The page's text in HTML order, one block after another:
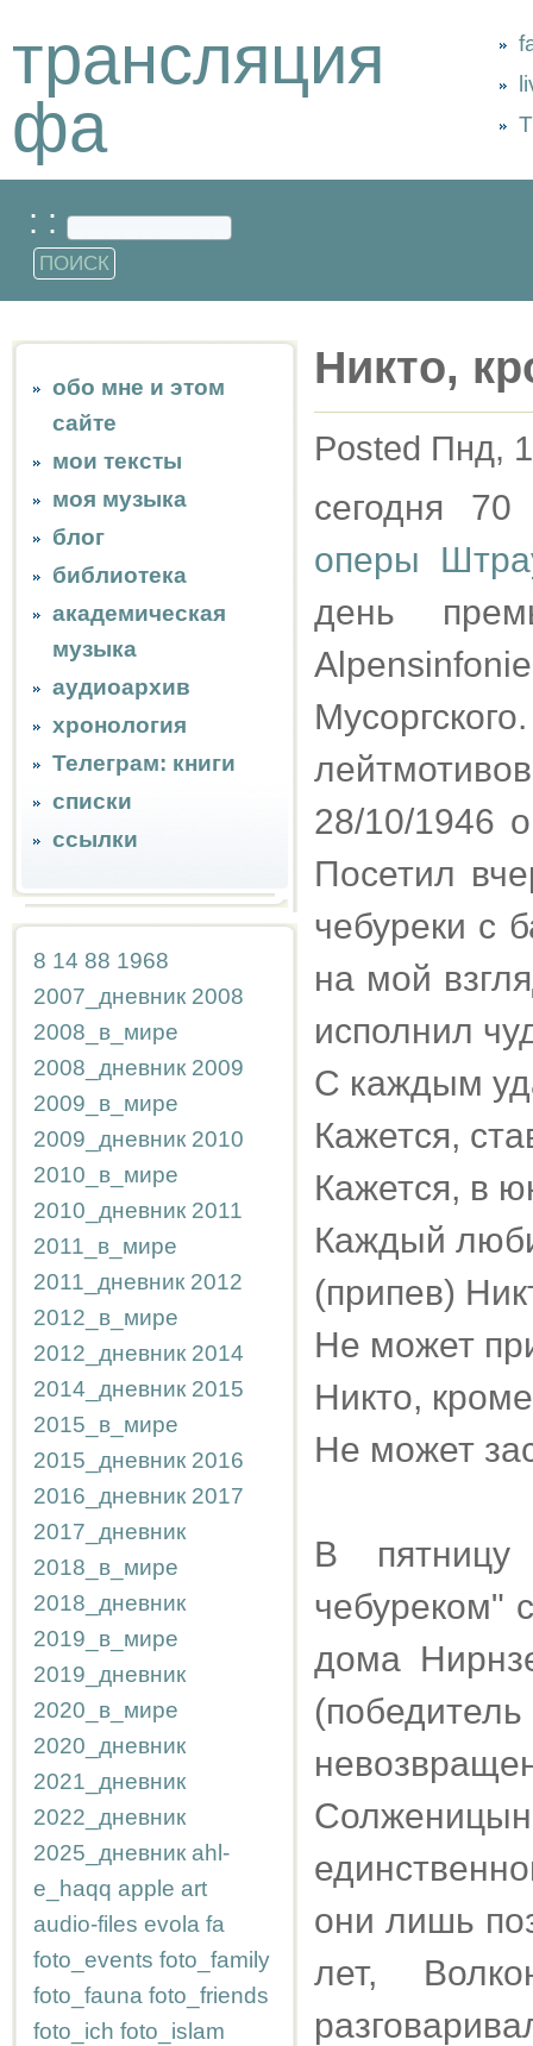
трансляция
фа
: :
обо мне и этом
сайте
мои тексты
моя музыка
блог
библиотека
академическая
музыка
аудиоархив
хронология
Телеграм: книги
списки
ссылки
8 14 88 1968
2007_дневник 2008
2008_в_мире
2008_дневник 2009
2009_в_мире
2009_дневник 2010
2010_в_мире
2010_дневник 2011
2011_в_мире
2011_дневник 2012
2012_в_мире
2012_дневник 2014
2014_дневник 2015
2015_в_мире
2015_дневник 2016
2016_дневник 2017
2017_дневник
2018_в_мире
2018_дневник
2019_в_мире
2019_дневник
2020_в_мире
2020_дневник
2021_дневник
2022_дневник
2025_дневник ahl-
e_haqq apple art
audio-files evola fa
foto_events foto_family
foto_fauna foto_friends
foto_ich foto_islam
Никто,
Posted Пнд,
сегодня
оперы
день
28/10/1946
Посетил
чебуреки с
на мой
исполнил
С каждым
Кажется,
Кажется, в
Каждый
(припев)
Не может
Никто,
Не может
В
чебуреком"
дома
они лишь
лет,